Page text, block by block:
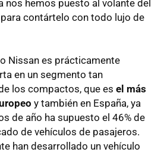
nos hemos puesto al volante del
para contártelo con todo lujo de
Nissan es prácticamente
en un segmento tan
los compactos, que es el más
y también en España, ya
de año ha supuesto el 46% de
de vehículos de pasajeros.
han desarrollado un vehículo